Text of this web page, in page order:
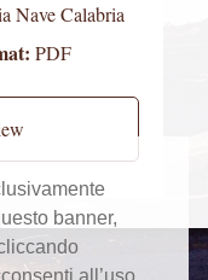
banner,
Nave Calabria
PDF